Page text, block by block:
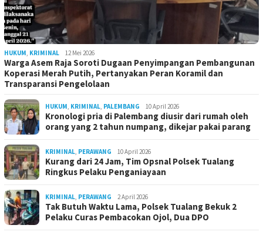
HUKUM, KRIMINAL 12 Mei 2026
Warga Asem Raja Soroti Dugaan Penyimpangan Pembangunan
Koperasi Merah Putih, Pertanyakan Peran Koramil dan
Transparansi Pengelolaan
HUKUM, KRIMINAL, PALEMBANG 10 April 2026
Kronologi pria di Palembang diusir dari rumah oleh
orang yang 2 tahun numpang, dikejar pakai parang
KRIMINAL, PERAWANG 10 April 2026
Kurang dari 24 Jam, Tim Opsnal Polsek Tualang
Ringkus Pelaku Penganiayaan
KRIMINAL, PERAWANG 2 April 2026
Tak Butuh Waktu Lama, Polsek Tualang Bekuk 2
Pelaku Curas Pembacokan Ojol, Dua DPO